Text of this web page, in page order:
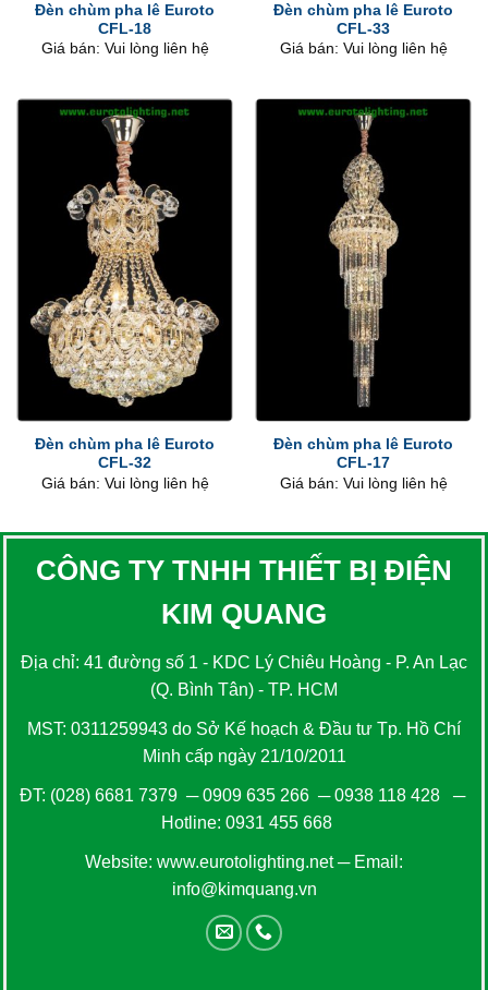
Đèn chùm pha lê Euroto
CFL-18
Giá bán: Vui lòng liên hệ
Đèn chùm pha lê Euroto
CFL-33
Giá bán: Vui lòng liên hệ
Đèn chùm pha lê Euroto
CFL-32
Giá bán: Vui lòng liên hệ
Đèn chùm pha lê Euroto
CFL-17
Giá bán: Vui lòng liên hệ
CÔNG TY TNHH THIẾT BỊ ĐIỆN
KIM QUANG
Địa chỉ: 41 đường số 1 - KDC Lý Chiêu Hoàng - P. An Lạc
(Q. Bình Tân) - TP. HCM
MST: 0311259943 do Sở Kế hoạch & Đầu tư Tp. Hồ Chí
Minh cấp ngày 21/10/2011
ĐT: (028) 6681 7379 ─0909 635 266─0938 118 428─
Hotline: 0931 455 668
Website: www.eurotolighting.net─ Email:
info@kimquang.vn